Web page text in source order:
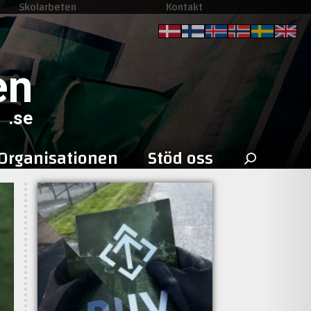
Skolarbeten Kontakt
.se
Stöd oss Sök
efter: